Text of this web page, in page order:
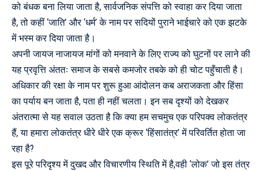
को बंधक बना लिया जाता है, सार्वजनिक संपत्ति को स्वाहा कर दिया जाता
है, तो कहीं ‘जाति’ और ‘धर्म’ के नाम पर सदियों पुराने भाईचारे को एक झटके
में भस्म कर दिया जाता है।
अपनी जायज नाजायज मांगों को मनवाने के लिए राज्य को घुटनों पर लाने की
यह प्रवृत्ति अंततः समाज के सबसे कमजोर तबके को ही चोट पहुँचाती है।
अधिकार की रक्षा के नाम पर शुरू हुआ आंदोलन कब अराजकता और हिंसा
का पर्याय बन जाता है, पता ही नहीं चलता। इन सब दृश्यों को देखकर
अंतरात्मा से यह सवाल उठता है कि क्या हम सचमुच एक परिपक्व लोकतंत्र
हैं, या हमारा लोकतंत्र धीरे धीरे एक क्रूर ‘हिंसातंत्र’ में परिवर्तित होता जा
रहा है?
इस पूरे परिदृश्य में दुखद और विचारणीय स्थिति में है,वही ‘लोक’ जो इस तंत्र